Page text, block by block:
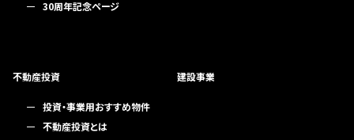
30周年記念ページ
不動産投資
投資・事業用おすすめ物件
不動産投資とは
建設事業